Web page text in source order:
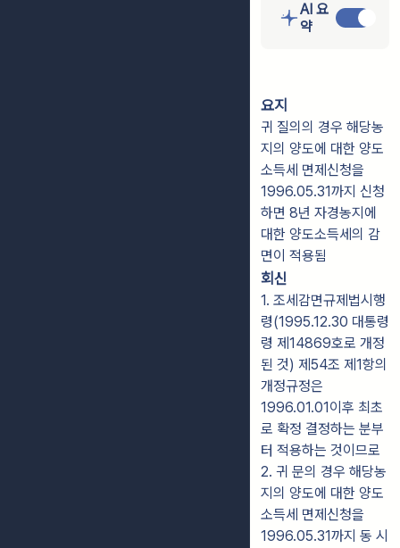
AI 요
약
요지
귀 질의의 경우 해당농
지의 양도에 대한 양도
소득세 면제신청을
1996.05.31까지 신청
하면 8년 자경농지에
대한 양도소득세의 감
면이 적용됨
회신
1. 조세감면규제법시행
령(1995.12.30 대통령
령 제14869호로 개정
된 것) 제54조 제1항의
개정규정은
1996.01.01이후 최초
로 확정 결정하는 분부
터 적용하는 것이므로
2. 귀 문의 경우 해당농
지의 양도에 대한 양도
소득세 면제신청을
1996.05.31까지 동 시